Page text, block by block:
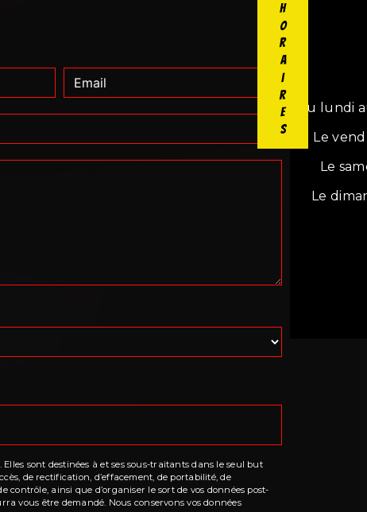
Horaires
Du lundi
Le
Le
Le
sont destinées à et ses sous-traitants dans le seul but
de rectification, d’effacement, de portabilité, de
ainsi que d’organiser le sort de vos données post-
vous être demandé. Nous conservons vos données